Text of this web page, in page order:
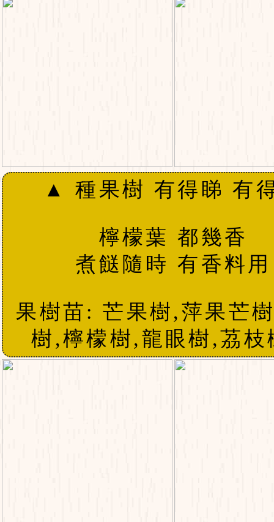
▲ 種果樹 有得睇 有
檸檬葉 都幾香
煮餸隨時 有香料用
果樹苗: 芒果樹,萍果芒
樹,檸檬樹,龍眼樹,茘